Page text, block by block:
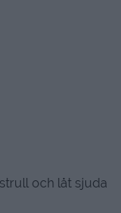
och låt sjuda